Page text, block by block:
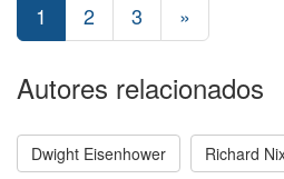
1 2 3 »
Autores relacionados
Dwight Eisenhower Richard